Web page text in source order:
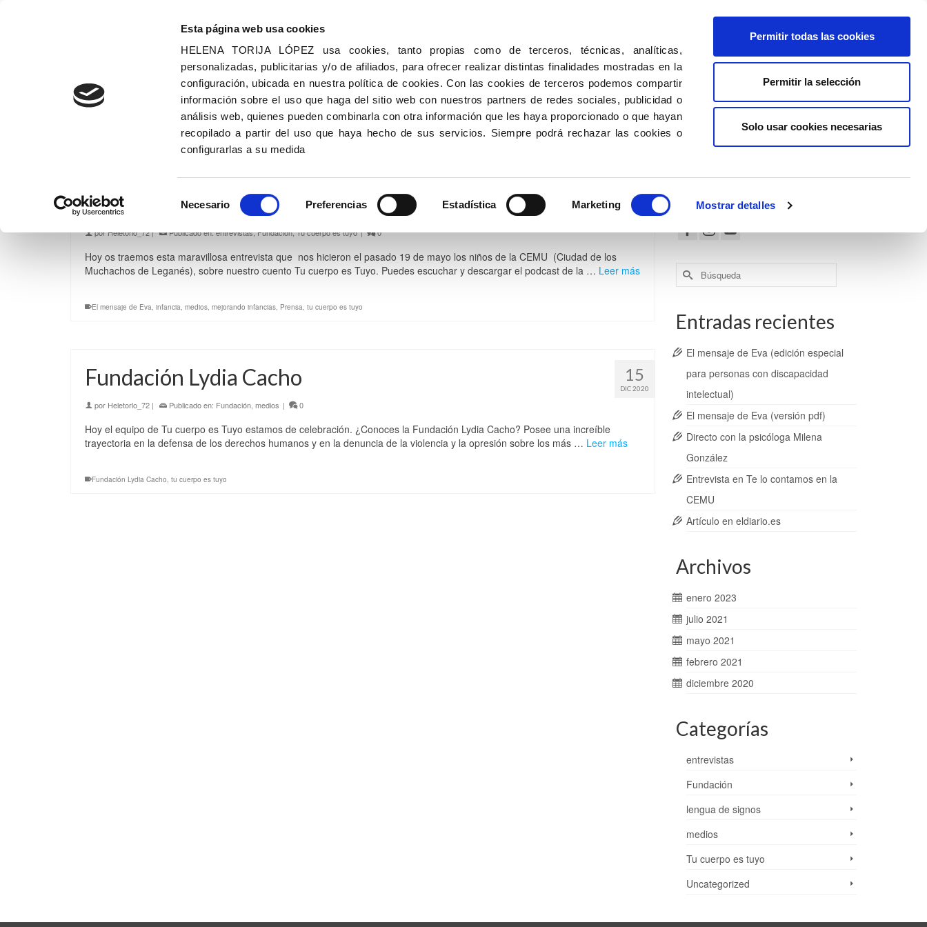
Esta página web usa cookies
HELENA TORIJA LÓPEZ usa cookies, tanto propias como de terceros, técnicas, analíticas,
personalizadas, publicitarias y/o de afiliados, para ofrecer realizar distintas finalidades mostradas en la
configuración, ubicada en nuestra política de cookies. Con las cookies de terceros podemos compartir
información sobre el uso que haga del sitio web con nuestros partners de redes sociales, publicidad o
análisis web, quienes pueden combinarla con otra información que les haya proporcionado o que hayan
recopilado a partir del uso que haya hecho de sus servicios. Siempre podrá rechazar las cookies o
configurarlas a su medida
de
Necesario Preferencias Estadística Marketing Mostrar detalles
Permitir todas las cookies
Permitir la selección
Solo usar cookies necesarias
Últimas Noticias Contacto
Fundación
24
MAY 2021
Entrevista en Te lo contamos en la CEMU
porHeletorlo_72| Publicado en:entrevistas,Fundación,Tu cuerpo es tuyo | 0
Hoy os traemos esta maravillosa entrevista que nos hicieron el pasado 19 de mayo los niños de la CEMU (Ciudad de los
Muchachos de Leganés), sobre nuestro cuento Tu cuerpo es Tuyo. Puedes escuchar y descargar el podcast de la … Leer más
El mensaje de Eva, infancia, medios, mejorando infancias, Prensa, tu cuerpo es tuyo
15
DIC 2020
Fundación Lydia Cacho
por Heletorlo_72 | Publicado en: Fundación medios | 0
Hoy el equipo de Tu cuerpo es Tuyo estamos de celebración. ¿Conoces la Fundación Lydia Cacho? Posee una increíble
trayectoria en la defensa de los derechos humanos y en la denuncia de la violencia y la opresión sobre los más … Leer más
Fundación Lydia Cacho, tu cuerpo es tuyo
Síguenos en:
Buscar
por:
Entradas recientes
El mensaje de Eva (edición especial
para personas con discapacidad
intelectual)
El mensaje de Eva (versión pdf)
Directo con la psicóloga Milena
González
Entrevista en Te lo contamos en la
CEMU
Artículo en eldiario.es
Archivos
enero 2023
julio 2021
mayo 2021
febrero 2021
diciembre 2020
Categorías
entrevistas
Fundación
lengua de signos
medios
Tu cuerpo es tuyo
Uncategorized